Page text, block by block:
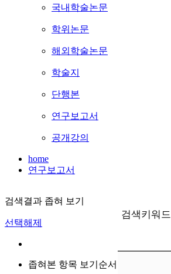
국내학술논문
학위논문
해외학술논문
학술지
단행본
연구보고서
공개강의
home
연구보고서
검색결과 좁혀 보기
선택해제
좁혀본 항목 보기순서
검색키워드